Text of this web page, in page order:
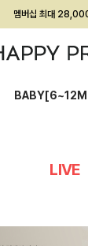
멤버십 최대
LIVE